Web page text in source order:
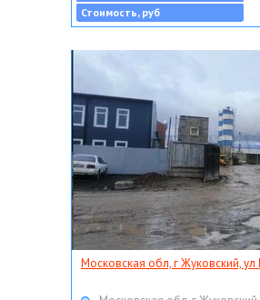
Стоимость, руб
Московская обл, г Жуковский,